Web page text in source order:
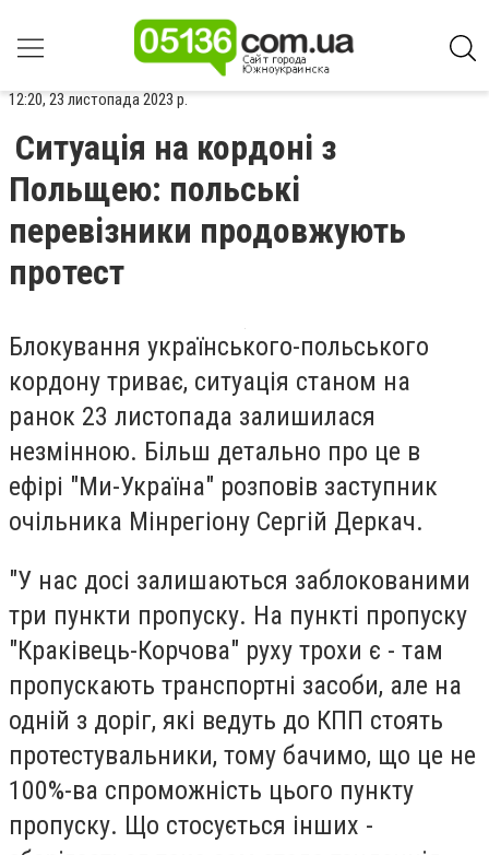
12:20, 23 листопада 2023 р.
Ситуація на кордоні з
Польщею: польські
перевізники продовжують
протест
Блокування українського-польського
кордону триває, ситуація станом на
ранок 23 листопада залишилася
незмінною. Більш детально про це в
ефірі "Ми-Україна" розповів заступник
очільника Мінрегіону Сергій Деркач.
"У нас досі залишаються заблокованими
три пункти пропуску. На пункті пропуску
"Краківець-Корчова" руху трохи є - там
пропускають транспортні засоби, але на
одній з доріг, які ведуть до КПП стоять
протестувальники, тому бачимо, що це не
100%-ва спроможність цього пункту
пропуску. Що стосується інших -